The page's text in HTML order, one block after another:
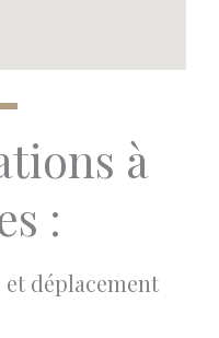
à
:
déplacement